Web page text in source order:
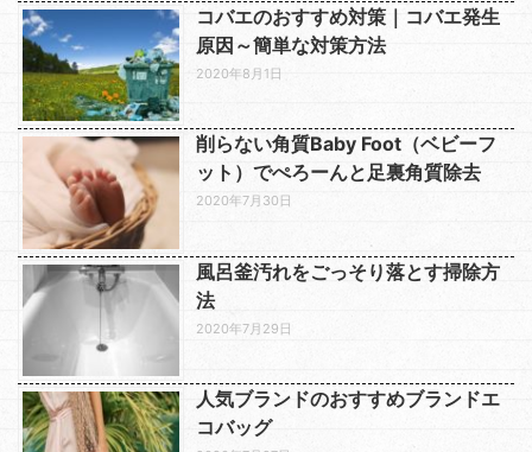
コバエのおすすめ対策｜コバエ発生
原因～簡単な対策方法
2020年8月1日
削らない角質Baby Foot（ベビーフ
ット）でぺろーんと足裏角質除去
2020年7月30日
風呂釜汚れをごっそり落とす掃除方
法
2020年7月29日
人気ブランドのおすすめブランドエ
コバッグ